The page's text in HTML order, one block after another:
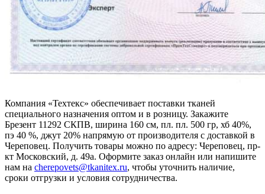
Компания «Техтекс» обеспечивает поставки тканей
специального назначения оптом и в розницу. Закажите
Брезент 11292 СКПВ, ширина 160 см, пл. пл. 500 гр, хб 40%,
пэ 40 %, джут 20% напрямую от производителя с доставкой в
Череповец. Получить товары можно по адресу: Череповец, пр-
кт Московский, д. 49а. Оформите заказ онлайн или напишите
нам на cherepovets@tkanitex.ru, чтобы уточнить наличие,
сроки отгрузки и условия сотрудничества.